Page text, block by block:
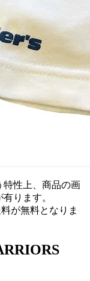
特性上、商品の画
ります。
が無料となりま